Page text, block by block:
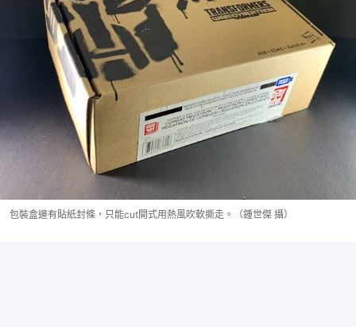
包裝盒邊有貼紙封條，只能cut開式用熱風吹軟撕走。（鍾世傑 攝）